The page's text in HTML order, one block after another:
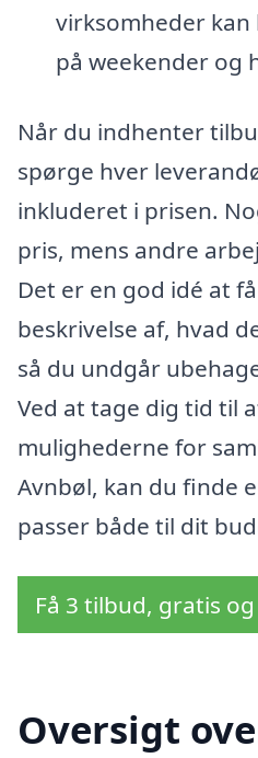
virksomheder
på weekender og
Når du indhenter
spørge hver
inkluderet i prisen.
pris, mens andre
Det er en god idé at
beskrivelse af, hvad
så du undgår
Ved at tage dig tid til
mulighederne for
Avnbøl, kan du finde
passer både til dit
Få 3 tilbud, gratis
Oversigt